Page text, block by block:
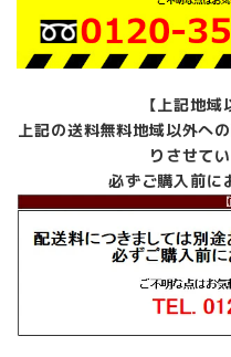
【上記地域
上記の送料無料地域以外へ
りさせて
必ずご購入前に